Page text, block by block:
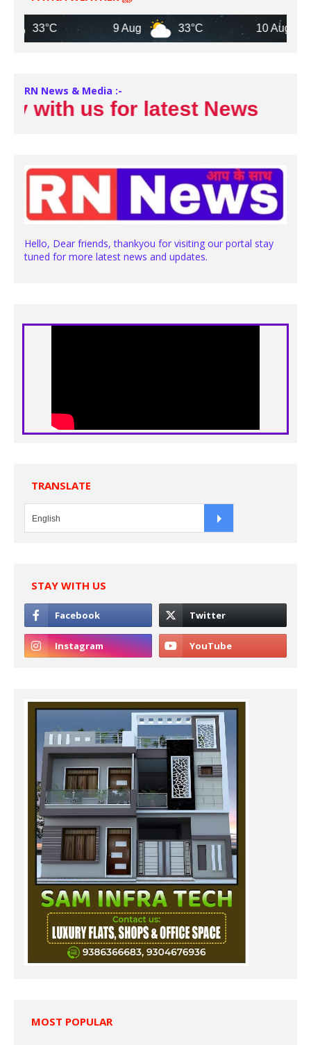
33°C 9 Aug 33°C 10 Aug
RN News & Media :-
us for latest News
Hello, Dear friends, thankyou for visiting our portal stay
tuned for more latest news and updates.
TRANSLATE
STAY WITH US
MOST POPULAR